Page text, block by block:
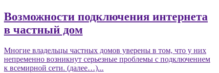
Возможности подключения интернета
в частный дом
Многие владельцы частных домов уверены в том, что у них
непременно возникнут серьезные проблемы с подключением
к всемирной сети. (далее…)...